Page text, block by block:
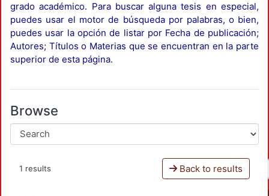
grado académico. Para buscar alguna tesis en especial,
puedes usar el motor de búsqueda por palabras, o bien,
puedes usar la opción de listar por Fecha de publicación;
Autores; Títulos o Materias que se encuentran en la parte
superior de esta página.
Browse
1 results Back to results